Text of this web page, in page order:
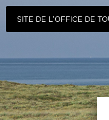
SITE DE L’OFFICE DE